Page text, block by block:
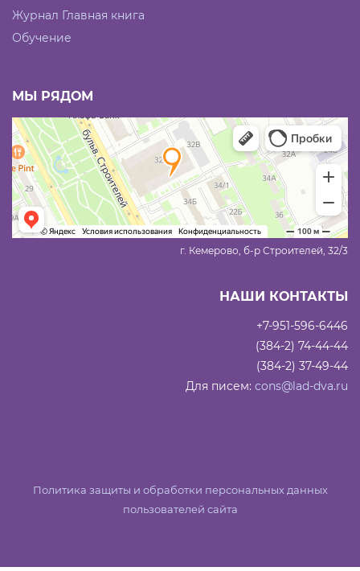
Журнал Главная книга
Обучение
МЫ РЯДОМ
г. Кемерово, б-р Строителей, 32/3
НАШИ КОНТАКТЫ
+7-951-596-6446
(384-2) 74-44-44
(384-2) 37-49-44
Для писем: cons@lad-dva.ru
Политика защиты и обработки персональных данных
пользователей сайта